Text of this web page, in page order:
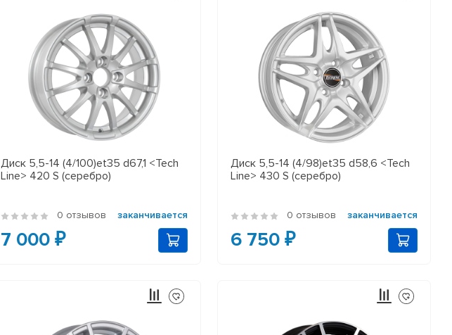
Диск 5,5-14 (4/100)et35 d67,1 <Tech
Line> 420 S (серебро)
0 отзывов заканчивается
7 000 ₽
Диск 5,5-14 (4/98)et35 d58,6 <Tech
Line> 430 S (серебро)
0 отзывов заканчивается
6 750 ₽